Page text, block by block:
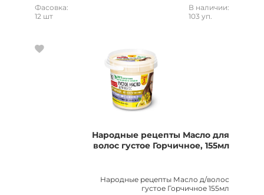
Фасовка:
12 шт
В наличии:
103 уп.
Народные рецепты Масло для
волос густое Горчичное, 155мл
Народные рецепты Масло д/волос
густое Горчичное 155мл